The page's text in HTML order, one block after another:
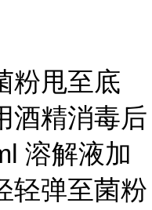
粉甩至底
酒精消毒后
溶解液加
轻弹至菌粉